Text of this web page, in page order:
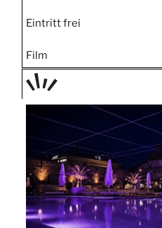
Eintritt frei
Film
TAGE
STIPP